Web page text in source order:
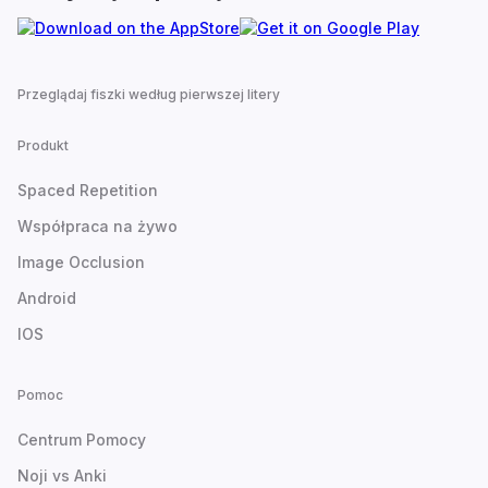
Przeglądaj fiszki według pierwszej litery
Produkt
Spaced Repetition
Współpraca na żywo
Image Occlusion
Android
IOS
Pomoc
Centrum Pomocy
Noji vs Anki